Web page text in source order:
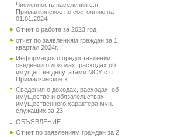
Численность населения с.п.
Прималкинское по состоянию на
01.01.2024г.
Отчет о работе за 2023 год
отчет по заявлениям граждан за 1
квартал 2024г.
Информация о предоставлении
сведений о доходах, расходах об
имуществе депутатами МСУ с.п.
Прималкинское з
Сведения о доходах, расходах, об
имуществе и обязательствах
имущественного характера мун.
служащих за 23-
ОБЪЯВЛЕНИЕ
Отчет по заявлениям граждан за 2